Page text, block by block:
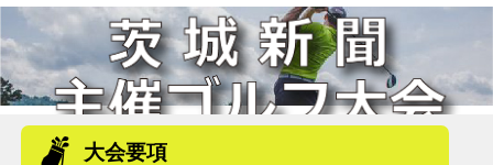
大会要項